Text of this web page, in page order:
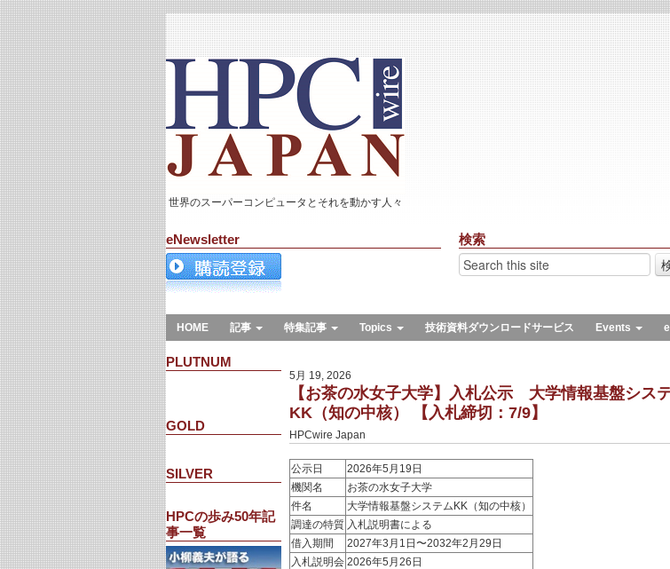
世界のスーパーコンピュータとそれを動かす人々
eNewsletter 検索
HOME 記事 特集記事 Topics 技術資料ダウンロードサービス Events
PLUTNUM
GOLD
SILVER
HPCの歩み50年記
事一覧
5月 19, 2026
【お茶の水女子大学】入札公示 大学情報基盤シス
KK（知の中核） 【入札締切：7/9】
HPCwire Japan
公示日
2026年5月19日
機関名
お茶の水女子大学
件名
大学情報基盤システムKK（知の中核）
調達の特質 入札説明書による
借入期間
2027年3月1日〜2032年2月29日
入札説明会 2026年5月26日